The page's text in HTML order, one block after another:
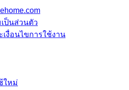
ป็นส่วนตัว
งื่อนไขการใช้งาน
ใหม่